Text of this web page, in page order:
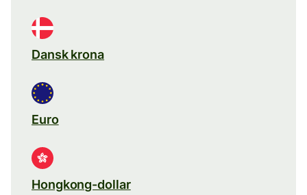
Dansk krona
Euro
Hongkong-dollar